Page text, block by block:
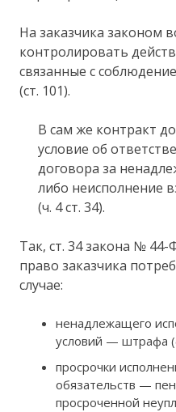
На заказчика законом
контролировать
связанные с
(ст. 101).
В сам же контракт
условие об
договора за
либо неисполнение
(ч. 4 ст. 34).
Так, ст. 34 закона №
право заказчика
случае:
ненадлежащего
условий — штрафа
просрочки
обязательств —
просроченной